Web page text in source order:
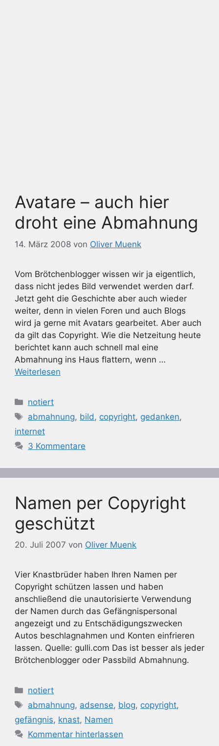
Avatare – auch hier
droht eine Abmahnung
14. März 2008 von Oliver Muenk
Vom Brötchenblogger wissen wir ja eigentlich,
dass nicht jedes Bild verwendet werden darf.
Jetzt geht die Geschichte aber auch wieder
weiter, denn in vielen Foren und auch Blogs
wird ja gerne mit Avatars gearbeitet. Aber auch
da gilt das Copyright. Wie die Netzeitung heute
berichtet kann auch schnell mal eine
Abmahnung ins Haus flattern, wenn …
Weiterlesen
Kategorien
notiert
Schlagwörter
abmahnung, bild , copyright, gedanken,
internet
3 Kommentare
Namen per Copyright
geschützt
20. Juli 2007 von Oliver Muenk
Vier Knastbrüder haben Ihren Namen per
Copyright schützen lassen und haben
anschließend die unautorisierte Verwendung
der Namen durch das Gefängnispersonal
angezeigt und zu Entschädigungszwecken
Autos beschlagnahmen und Konten einfrieren
lassen. Quelle: gulli.com Das ist besser als jeder
Brötchenblogger oder Passbild Abmahnung.
Kategorien
notiert
Schlagwörter
abmahnung, adsense, blog, copyright,
gefängnis, knast, Namen
Kommentar hinterlassen